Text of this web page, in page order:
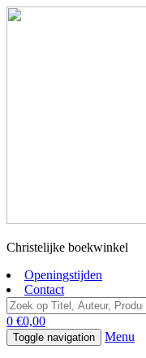
Christelijke boekwinkel
Openingstijden
Contact
0 €0,00
Toggle navigation Menu